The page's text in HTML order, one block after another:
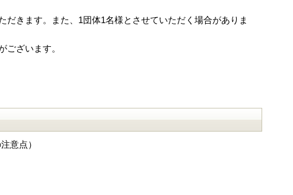
きます。また、1団体1名様とさせていただく場合がありま
ございます。
意点）